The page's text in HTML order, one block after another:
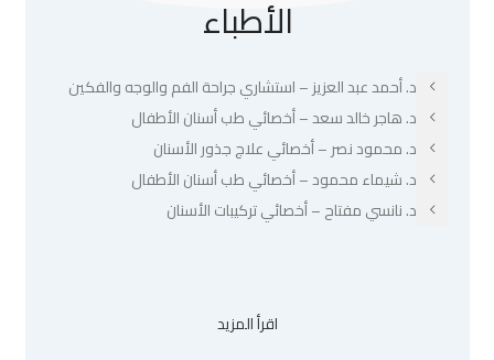
الأطباء
د. أحمد عبد العزيز – استشاري جراحة الفم والوجه والفكين
د. هاجر خالد سعد – أخصائي طب أسنان الأطفال
د. محمود نصر – أخصائي علاج جذور الأسنان
د. شيماء محمود – أخصائي طب أسنان الأطفال
د. نانسي مفتاح – أخصائي تركيبات الأسنان
اقرأ المزيد